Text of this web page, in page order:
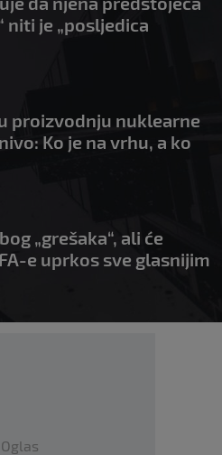
niti je „posljedica
proizvodnju nuklearne
Ko je na vrhu, a ko
„grešaka“, ali će
e uprkos sve glasnijim
Oglas